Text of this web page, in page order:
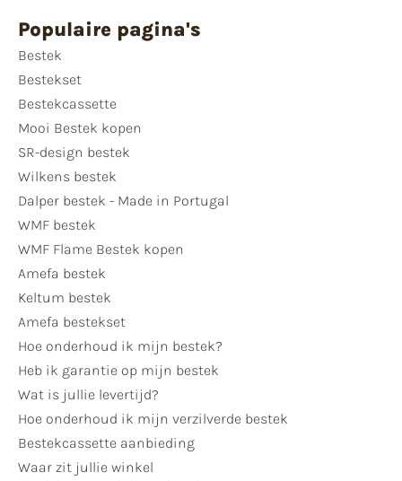
Populaire pagina's
Bestek
Bestekset
Bestekcassette
Mooi Bestek kopen
SR-design bestek
Wilkens bestek
Dalper bestek - Made in Portugal
WMF bestek
WMF Flame Bestek kopen
Amefa bestek
Keltum bestek
Amefa bestekset
Hoe onderhoud ik mijn bestek?
Heb ik garantie op mijn bestek
Wat is jullie levertijd?
Hoe onderhoud ik mijn verzilverde bestek
Bestekcassette aanbieding
Waar zit jullie winkel